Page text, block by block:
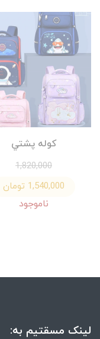
كوله پشتي
1,820,000
1,540,000 تومان
ناموجود
لینک مسقتیم به: